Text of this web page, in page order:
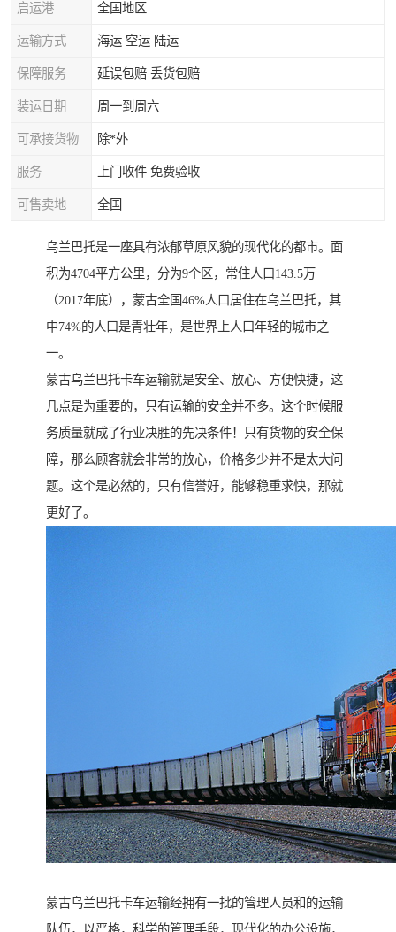
启运港 全国地区
运输方式 海运 空运 陆运
保障服务 延误包赔 丢货包赔
装运日期 周一到周六
可承接货物 除*外
服务 上门收件 免费验收
可售卖地 全国
乌兰巴托是一座具有浓郁草原风貌的现代化的都市。面
积为4704平方公里，分为9个区，常住人口143.5万
（2017年底），蒙古全国46%人口居住在乌兰巴托，其
中74%的人口是青壮年，是世界上人口年轻的城市之
一。
蒙古乌兰巴托卡车运输就是安全、放心、方便快捷，这
几点是为重要的，只有运输的安全并不多。这个时候服
务质量就成了行业决胜的先决条件！只有货物的安全保
障，那么顾客就会非常的放心，价格多少并不是太大问
题。这个是必然的，只有信誉好，能够稳重求快，那就
更好了。
蒙古乌兰巴托卡车运输经拥有一批的管理人员和的运输